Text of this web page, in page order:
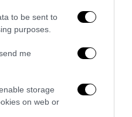
to be sent to
purposes.
me
storage
on web or
l’Europa conosce
riesce a...